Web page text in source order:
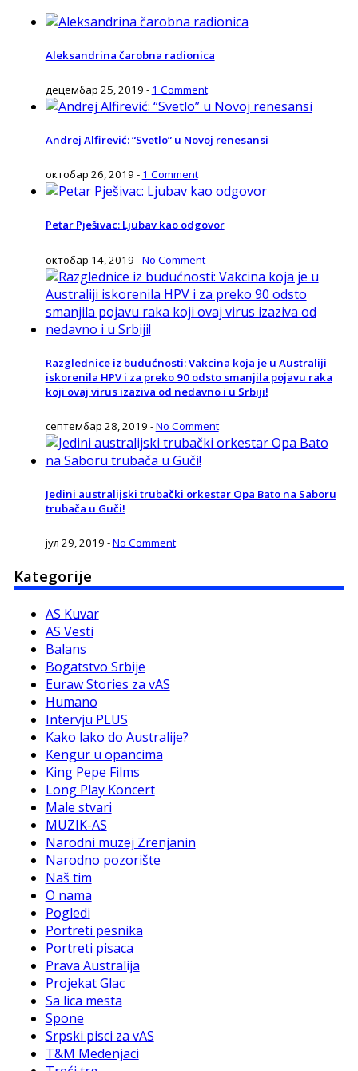
Aleksandrina čarobna radionica
децембар 25, 2019 - 1 Comment
Andrej Alfirević: “Svetlo” u Novoj renesansi
октобар 26, 2019 - 1 Comment
Petar Pješivac: Ljubav kao odgovor
октобар 14, 2019 -No Comment
Razglednice iz budućnosti: Vakcina koja je u Australiji
iskorenila HPV i za preko 90 odsto smanjila pojavu raka
koji ovaj virus izaziva od nedavno i u Srbiji!
септембар 28, 2019 -No Comment
Jedini australijski trubački orkestar Opa Bato na Saboru
trubača u Guči!
јул 29, 2019 -No Comment
Kategorije
AS Kuvar
AS Vesti
Balans
Bogatstvo Srbije
Euraw Stories za vAS
Humano
Intervju PLUS
Kako lako do Australije?
Kengur u opancima
King Pepe Films
Long Play Koncert
Male stvari
MUZIK-AS
Narodni muzej Zrenjanin
Narodno pozorište
Naš tim
O nama
Pogledi
Portreti pesnika
Portreti pisaca
Prava Australija
Projekat Glac
Sa lica mesta
Spone
Srpski pisci za vAS
T&M Medenjaci